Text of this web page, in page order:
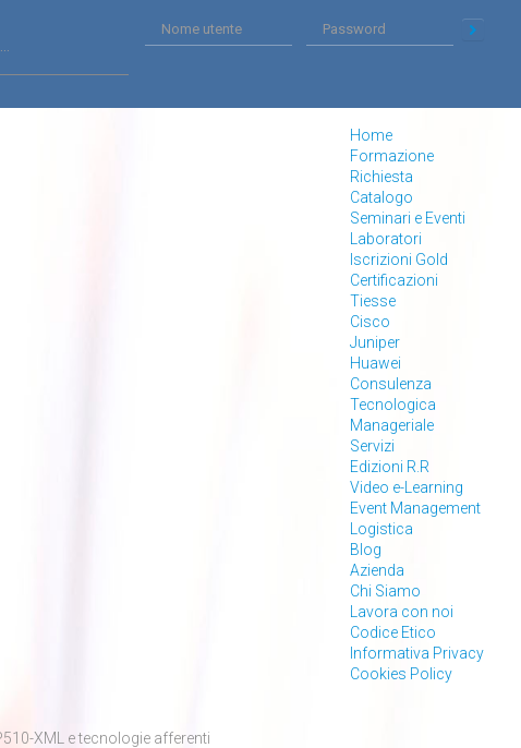
Home
Formazione
Richiesta
Catalogo
Seminari e Eventi
Laboratori
Iscrizioni Gold
Certificazioni
Tiesse
Cisco
Juniper
Huawei
Consulenza
Tecnologica
Manageriale
Servizi
Edizioni R.R
Video e-Learning
Event Management
Logistica
Blog
Azienda
Chi Siamo
Lavora con noi
Codice Etico
Informativa Privacy
Cookies Policy
XML e tecnologie afferenti